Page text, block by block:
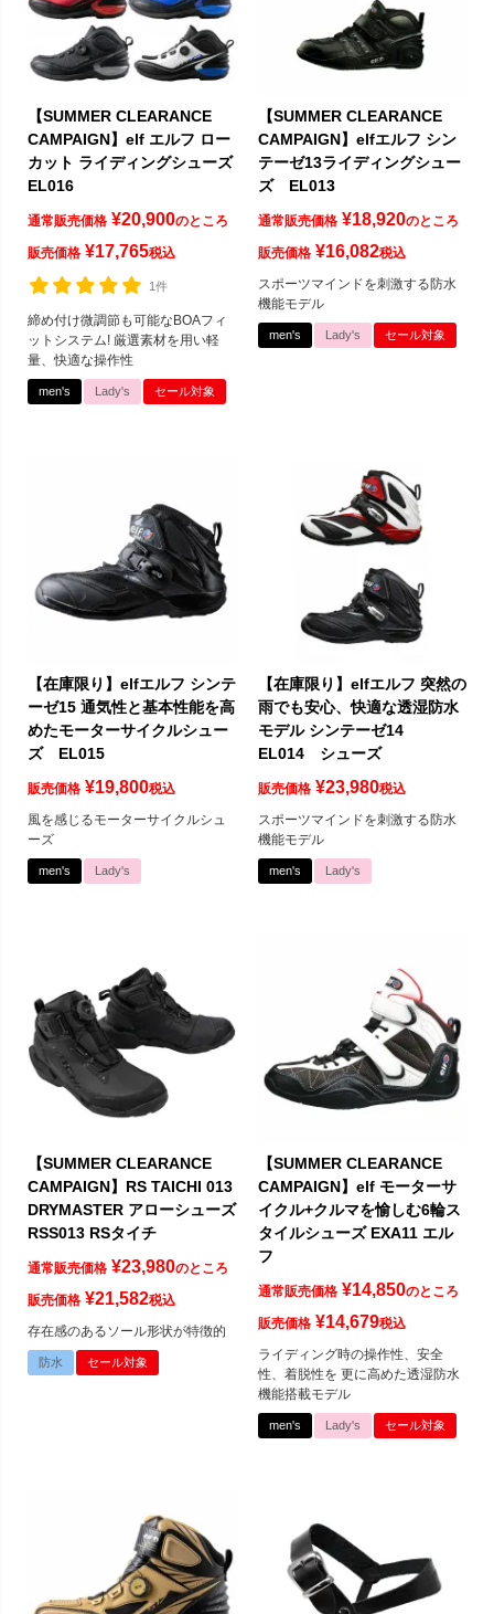
【SUMMER CLEARANCE
CAMPAIGN】elf エルフ ロー
カット ライディングシューズ
EL016
通常販売価格 ¥20,900のところ
販売価格 ¥17,765税込
1件
締め付け微調節も可能なBOAフィ
ットシステム! 厳選素材を用い軽
量、快適な操作性
men's Lady's セール対象
【SUMMER CLEARANCE
CAMPAIGN】elfエルフ シン
テーゼ13ライディングシュー
ズ EL013
通常販売価格 ¥18,920のところ
販売価格 ¥16,082税込
スポーツマインドを刺激する防水
機能モデル
men's Lady's セール対象
【在庫限り】elfエルフ シンテ
ーゼ15 通気性と基本性能を高
めたモーターサイクルシュー
ズ EL015
販売価格 ¥19,800税込
風を感じるモーターサイクルシュ
ーズ
men's Lady's
【在庫限り】elfエルフ 突然の
雨でも安心、快適な透湿防水
モデル シンテーゼ14
EL014 シューズ
販売価格 ¥23,980税込
スポーツマインドを刺激する防水
機能モデル
men's Lady's
【SUMMER CLEARANCE
CAMPAIGN】RS TAICHI 013
DRYMASTER アローシューズ
RSS013 RSタイチ
通常販売価格 ¥23,980のところ
販売価格 ¥21,582税込
存在感のあるソール形状が特徴的
防水 セール対象
【SUMMER CLEARANCE
CAMPAIGN】elf モーターサ
イクル+クルマを愉しむ6輪ス
タイルシューズ EXA11 エル
フ
通常販売価格 ¥14,850のところ
販売価格 ¥14,679税込
ライディング時の操作性、安全
性、着脱性を 更に高めた透湿防水
機能搭載モデル
men's Lady's セール対象